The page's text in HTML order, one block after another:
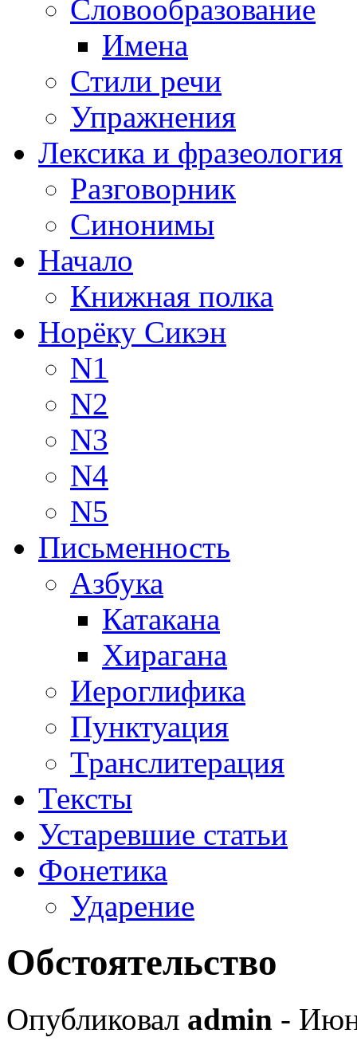
Словообразование
Имена
Стили речи
Упражнения
Лексика и фразеология
Разговорник
Синонимы
Начало
Книжная полка
Норёку Сикэн
N1
N2
N3
N4
N5
Письменность
Азбука
Катакана
Хирагана
Иероглифика
Пунктуация
Транслитерация
Тексты
Устаревшие статьи
Фонетика
Ударение
Обстоятельство
Опубликовал admin -